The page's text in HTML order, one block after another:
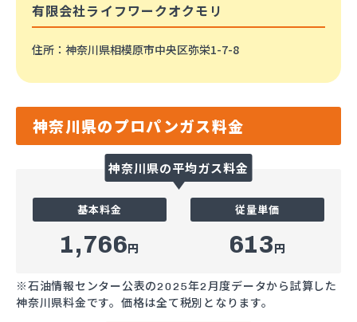
有限会社ライフワークオクモリ
住所 ：神奈川県相模原市中央区弥栄1-7-8
神奈川県のプロパンガス料金
神奈川県の平均ガス料金
基本料金
1,766円
従量単価
613円
※石油情報センター公表の2025年2月度データから試算した
神奈川県料金です。価格は全て税別となります。